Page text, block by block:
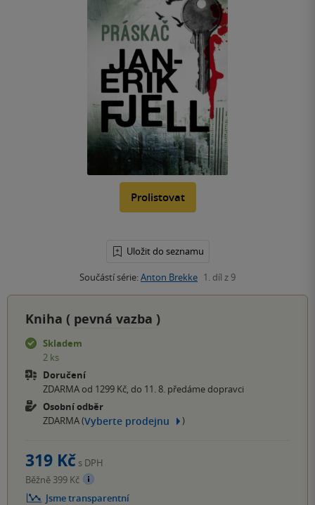
Prolistovat
Uložit do seznamu
Součástí série:Anton Brekke 1. díl z 9
Kniha ( pevná vazba )
Skladem
2 ks
Doručení
ZDARMA od 1299 Kč, do 11. 8. předáme dopravci
Osobní odběr
ZDARMA (Vyberte prodejnu )
319 Kč s DPH
Běžně 399 Kč
Jsme transparentní